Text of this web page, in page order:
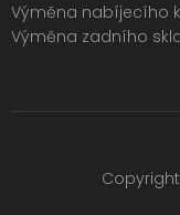
Výměna nabíjecího
Výměna zadního